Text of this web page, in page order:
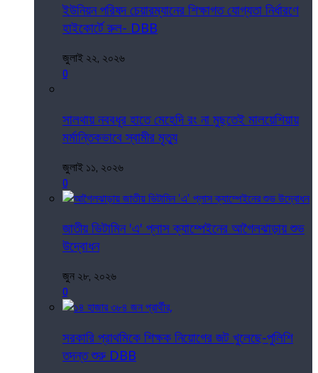
ইউনিয়ন পরিষদ চেয়ারম্যানের শিক্ষাগত যোগ্যতা নির্ধারণে
হাইকোর্টে রুল- DBB
জুলাই ২২, ২০২৬
0
সালথায় নববধূর হাতে মেহেদি রং না মুছতেই মালয়েশিয়ায়
মর্মান্তিকভাবে স্বামীর মৃত্যু
জুলাই ১১, ২০২৬
0
জাতীয় ভিটামিন 'এ' প্লাস ক্যাম্পেইনের আগৈলঝাড়ায় শুভ
উদ্বোধন
জুন ২৮, ২০২৬
0
সরকারি প্রাথমিকে শিক্ষক নিয়োগের জট খুলেছে-পুলিশি
তদন্ত শুরু DBB